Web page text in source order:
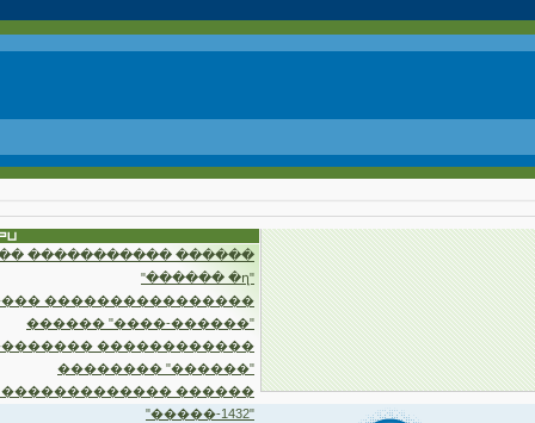
����������� ������
"������ �ղ"
����������������
������ "����-������"
������������
�������� "������"
������
"�����-1432"